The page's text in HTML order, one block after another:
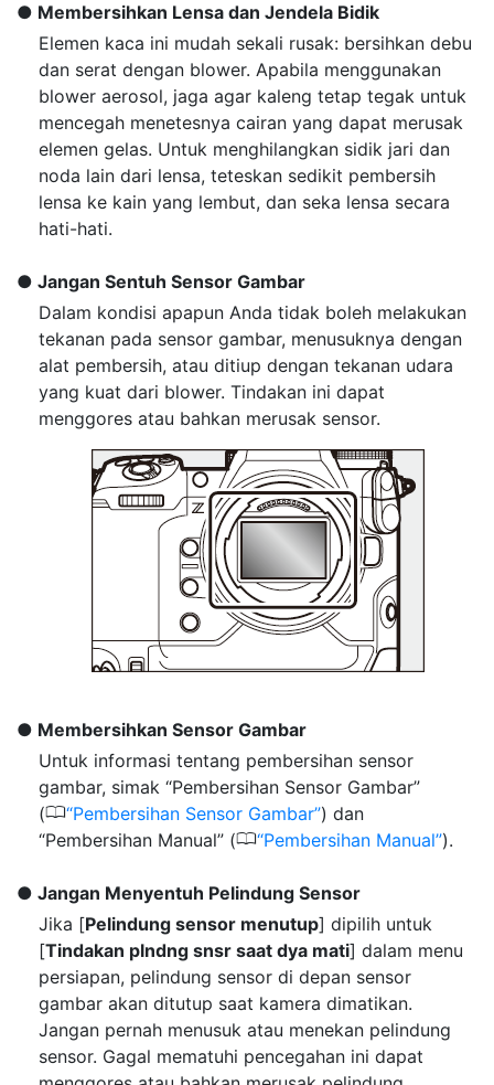
Membersihkan Lensa dan Jendela Bidik
Elemen kaca ini mudah sekali rusak: bersihkan debu
dan serat dengan blower. Apabila menggunakan
blower aerosol, jaga agar kaleng tetap tegak untuk
mencegah menetesnya cairan yang dapat merusak
elemen gelas. Untuk menghilangkan sidik jari dan
noda lain dari lensa, teteskan sedikit pembersih
lensa ke kain yang lembut, dan seka lensa secara
hati-hati.
Jangan Sentuh Sensor Gambar
Dalam kondisi apapun Anda tidak boleh melakukan
tekanan pada sensor gambar, menusuknya dengan
alat pembersih, atau ditiup dengan tekanan udara
yang kuat dari blower. Tindakan ini dapat
menggores atau bahkan merusak sensor.
Membersihkan Sensor Gambar
Untuk informasi tentang pembersihan sensor
gambar, simak “Pembersihan Sensor Gambar”
(0 Pembersihan Sensor Gambar ) dan
“Pembersihan Manual” (0 Pembersihan Manual ).
Jangan Menyentuh Pelindung Sensor
Jika [Pelindung sensor menutup] dipilih untuk
[Tindakan plndng snsr saat dya mati] dalam menu
persiapan, pelindung sensor di depan sensor
gambar akan ditutup saat kamera dimatikan.
Jangan pernah menusuk atau menekan pelindung
sensor. Gagal mematuhi pencegahan ini dapat